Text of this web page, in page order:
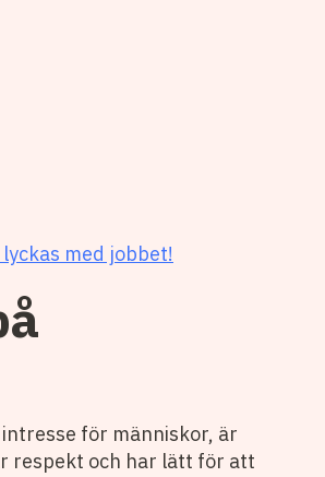
med jobbet!
för människor, är
respekt och har lätt för att